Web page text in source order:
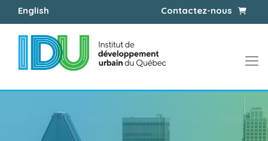
English Contactez-nous Panier